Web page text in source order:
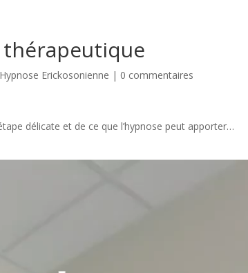
Hypnose Erickosonienne | 0 commentaires
délicate et de ce que l’hypnose peut apporter…